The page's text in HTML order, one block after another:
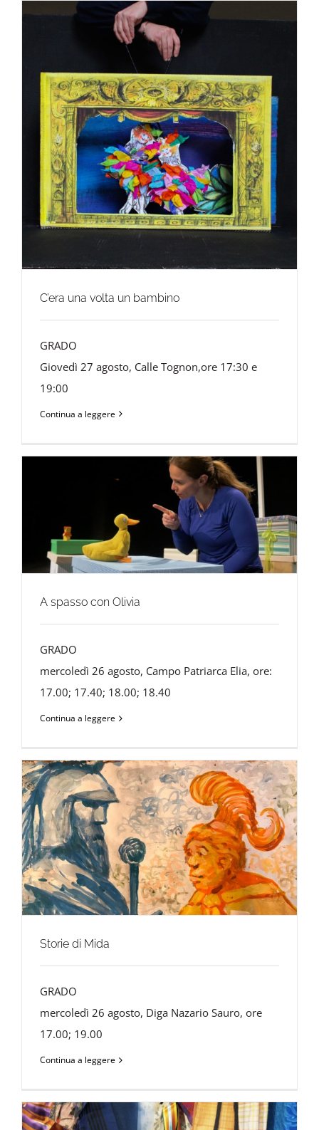
C’era una volta un bambino
GRADO
Giovedì 27 agosto, Calle Tognon,ore 17:30 e
19:00
Continua a leggere
A spasso con Olivia
GRADO
mercoledì 26 agosto, Campo Patriarca Elia, ore:
17.00; 17.40; 18.00; 18.40
Continua a leggere
Storie di Mida
GRADO
mercoledì 26 agosto, Diga Nazario Sauro, ore
17.00; 19.00
Continua a leggere